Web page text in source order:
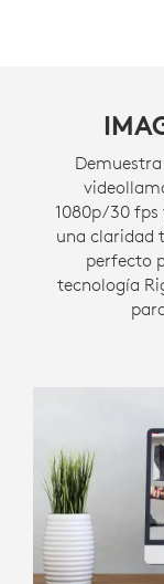
1080p/30
una claridad
perfecto
tecnología